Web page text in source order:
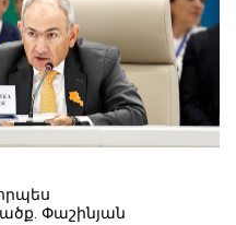
Փաշինյան